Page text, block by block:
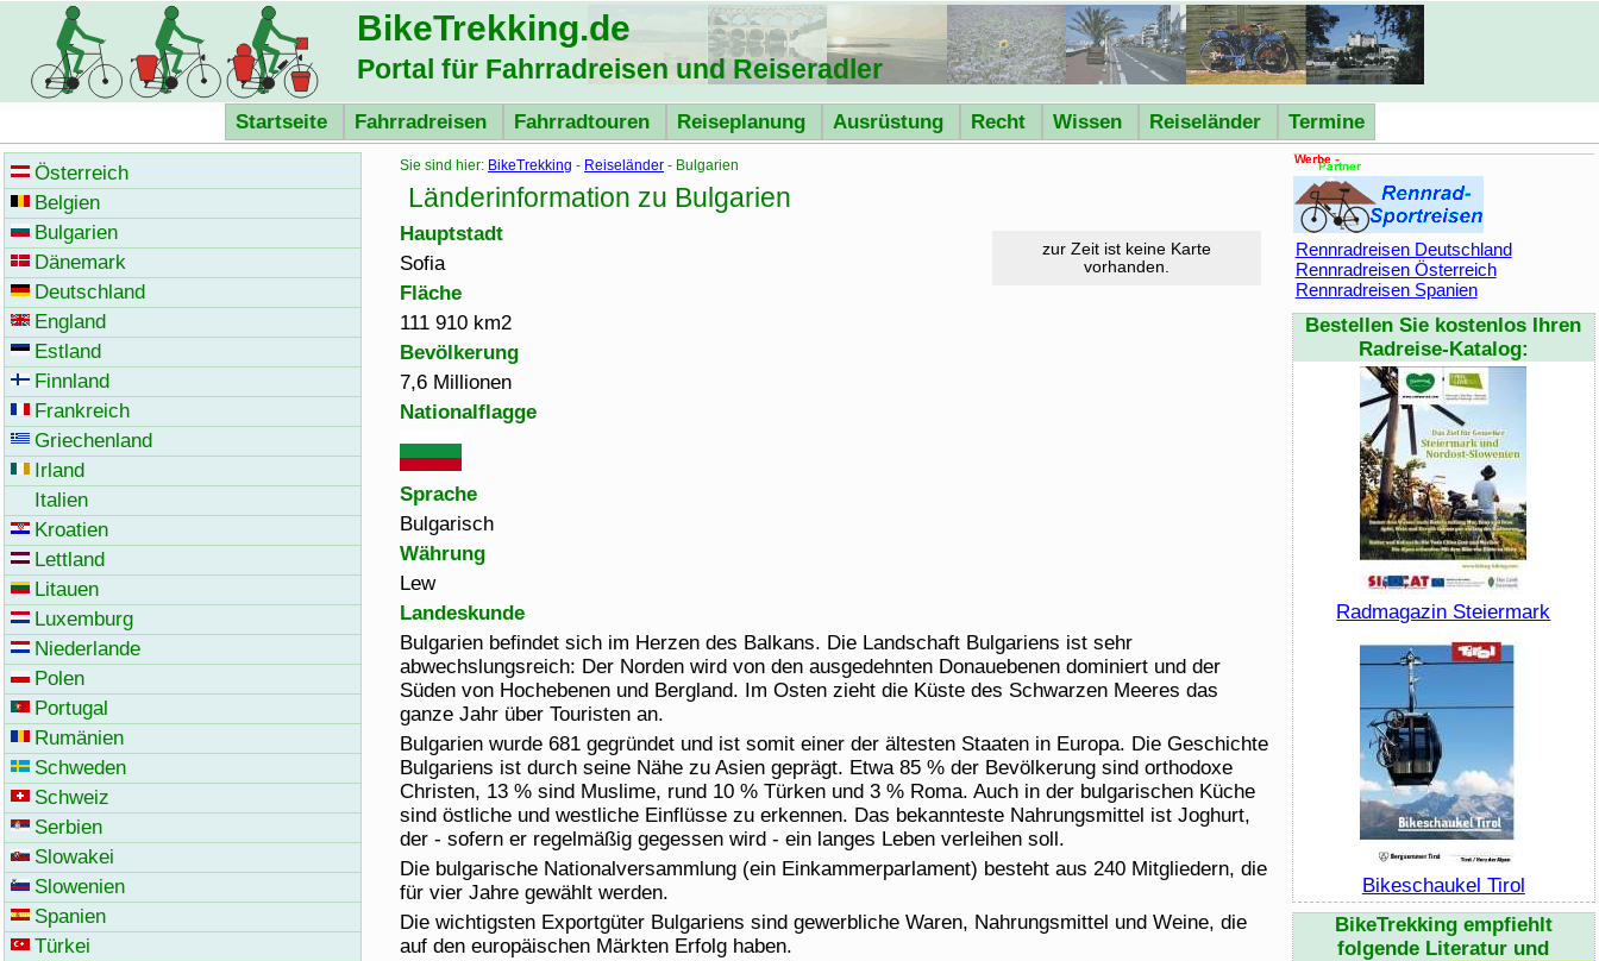
BikeTrekking.de
Portal für Fahrradreisen und Reiseradler
Startseite Fahrradreisen Fahrradtouren Reiseplanung Ausrüstung Recht Wissen Reiseländer Termine
Sie sind hier: BikeTrekking - Reiseländer - Bulgarien
Länderinformation zu Bulgarien
zur Zeit ist keine Karte
vorhanden.
Hauptstadt
Sofia
Fläche
111 910 km2
Bevölkerung
7,6 Millionen
Nationalflagge
Sprache
Bulgarisch
Währung
Lew
Landeskunde
Bulgarien befindet sich im Herzen des Balkans. Die Landschaft Bulgariens ist sehr
abwechslungsreich: Der Norden wird von den ausgedehnten Donauebenen dominiert und der
Süden von Hochebenen und Bergland. Im Osten zieht die Küste des Schwarzen Meeres das
ganze Jahr über Touristen an.
Bulgarien wurde 681 gegründet und ist somit einer der ältesten Staaten in Europa. Die Geschichte
Bulgariens ist durch seine Nähe zu Asien geprägt. Etwa 85 % der Bevölkerung sind orthodoxe
Christen, 13 % sind Muslime, rund 10 % Türken und 3 % Roma. Auch in der bulgarischen Küche
sind östliche und westliche Einflüsse zu erkennen. Das bekannteste Nahrungsmittel ist Joghurt,
der - sofern er regelmäßig gegessen wird - ein langes Leben verleihen soll.
Die bulgarische Nationalversammlung (ein Einkammerparlament) besteht aus 240 Mitgliedern, die
für vier Jahre gewählt werden.
Die wichtigsten Exportgüter Bulgariens sind gewerbliche Waren, Nahrungsmittel und Weine, die
auf den europäischen Märkten Erfolg haben.
Österreich
Belgien
Bulgarien
Dänemark
Deutschland
England
Estland
Finnland
Frankreich
Griechenland
Irland
Italien
Kroatien
Lettland
Litauen
Luxemburg
Niederlande
Polen
Portugal
Rumänien
Schweden
Schweiz
Serbien
Slowakei
Slowenien
Spanien
Türkei
Rennradreisen Deutschland
Rennradreisen Österreich
Rennradreisen Spanien
Bestellen Sie kostenlos Ihren
Radreise-Katalog:
Radmagazin Steiermark
Bikeschaukel Tirol
BikeTrekkingempfiehlt
folgende Literatur und